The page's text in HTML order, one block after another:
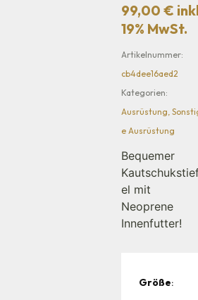
99,00€
19% MwSt.
Artikelnummer:
cb4dee16aed2
Kategorien:
Ausrüstung,
e Ausrüstung
Bequemer
el mit
Neoprene
Innenfutter!
Größe: